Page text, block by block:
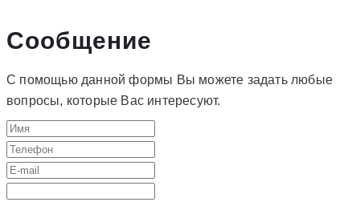
Сообщение
С помощью данной формы Вы можете задать любые
вопросы, которые Вас интересуют.